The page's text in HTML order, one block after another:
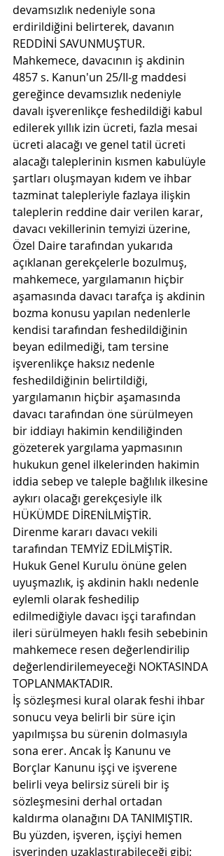
devamsızlık nedeniyle sona
erdirildiğini belirterek, davanın
REDDİNİ SAVUNMUŞTUR.
Mahkemece, davacının iş akdinin
4857 s. Kanun'un 25/II-g maddesi
gereğince devamsızlık nedeniyle
davalı işverenlikçe feshedildiği kabul
edilerek yıllık izin ücreti, fazla mesai
ücreti alacağı ve genel tatil ücreti
alacağı taleplerinin kısmen kabulüyle
şartları oluşmayan kıdem ve ihbar
tazminat talepleriyle fazlaya ilişkin
taleplerin reddine dair verilen karar,
davacı vekillerinin temyizi üzerine,
Özel Daire tarafından yukarıda
açıklanan gerekçelerle bozulmuş,
mahkemece, yargılamanın hiçbir
aşamasında davacı tarafça iş akdinin
bozma konusu yapılan nedenlerle
kendisi tarafından feshedildiğinin
beyan edilmediği, tam tersine
işverenlikçe haksız nedenle
feshedildiğinin belirtildiği,
yargılamanın hiçbir aşamasında
davacı tarafından öne sürülmeyen
bir iddiayı hakimin kendiliğinden
gözeterek yargılama yapmasının
hukukun genel ilkelerinden hakimin
iddia sebep ve taleple bağlılık ilkesine
aykırı olacağı gerekçesiyle ilk
HÜKÜMDE DİRENİLMİŞTİR.
Direnme kararı davacı vekili
tarafından TEMYİZ EDİLMİŞTİR.
Hukuk Genel Kurulu önüne gelen
uyuşmazlık, iş akdinin haklı nedenle
eylemli olarak feshedilip
edilmediğiyle davacı işçi tarafından
ileri sürülmeyen haklı fesih sebebinin
mahkemece resen değerlendirilip
değerlendirilemeyeceği NOKTASINDA
TOPLANMAKTADIR.
İş sözleşmesi kural olarak feshi ihbar
sonucu veya belirli bir süre için
yapılmışsa bu sürenin dolmasıyla
sona erer. Ancak İş Kanunu ve
Borçlar Kanunu işçi ve işverene
belirli veya belirsiz süreli bir iş
sözleşmesini derhal ortadan
kaldırma olanağını DA TANIMIŞTIR.
Bu yüzden, işveren, işçiyi hemen
işyerinden uzaklaştırabileceği gibi;